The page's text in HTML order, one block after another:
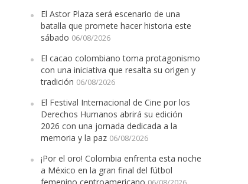
El Astor Plaza será escenario de una
batalla que promete hacer historia este
sábado 06/08/2026
El cacao colombiano toma protagonismo
con una iniciativa que resalta su origen y
tradición 06/08/2026
El Festival Internacional de Cine por los
Derechos Humanos abrirá su edición
2026 con una jornada dedicada a la
memoria y la paz 06/08/2026
¡Por el oro! Colombia enfrenta esta noche
a México en la gran final del fútbol